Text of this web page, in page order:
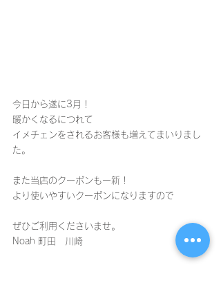
今日から遂に3月！
暖かくなるにつれて
イメチェンをされるお客様も増えてまいりまし
た。
また当店のクーポンも一新！
より使いやすいクーポンになりますので
ぜひご利用くださいませ。
Noah 町田　川崎